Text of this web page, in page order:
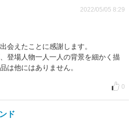
2022/05/05 8:29
会えたことに感謝します。
登場人物一人一人の背景を細かく描
は他にはありません。
0
ド